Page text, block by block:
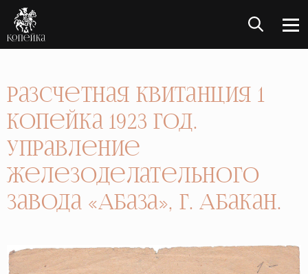
Разсчетная квитанция 1
Копейка 1923 год.
Управление
железоделательного
завода «Абаза», г. Абакан.